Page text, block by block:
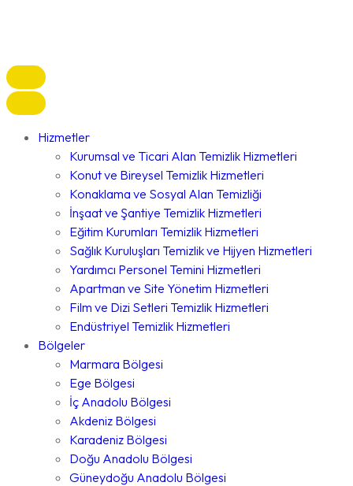
Hizmetler
Kurumsal ve Ticari Alan Temizlik Hizmetleri
Konut ve Bireysel Temizlik Hizmetleri
Konaklama ve Sosyal Alan Temizliği
İnşaat ve Şantiye Temizlik Hizmetleri
Eğitim Kurumları Temizlik Hizmetleri
Sağlık Kuruluşları Temizlik ve Hijyen Hizmetleri
Yardımcı Personel Temini Hizmetleri
Apartman ve Site Yönetim Hizmetleri
Film ve Dizi Setleri Temizlik Hizmetleri
Endüstriyel Temizlik Hizmetleri
Bölgeler
Marmara Bölgesi
Ege Bölgesi
İç Anadolu Bölgesi
Akdeniz Bölgesi
Karadeniz Bölgesi
Doğu Anadolu Bölgesi
Güneydoğu Anadolu Bölgesi